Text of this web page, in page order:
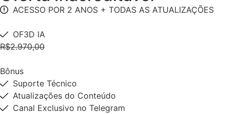
ACESSO POR 2 ANOS + TODAS AS ATUALIZAÇÕES
OF3D IA
R$2.970,00
Bônus
Suporte Técnico
Atualizações do Conteúdo
Canal Exclusivo no Telegram